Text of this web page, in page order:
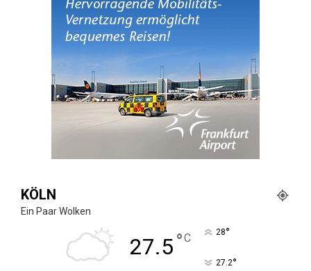
KÖLN
Ein Paar Wolken
27.5°C 28°
27.2°